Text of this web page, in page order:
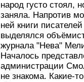
народ густо стоял,
заняла. Напротив
ней книги
выделялся
журнала "Нева"
Началось
администрации
не знакома. Какие-